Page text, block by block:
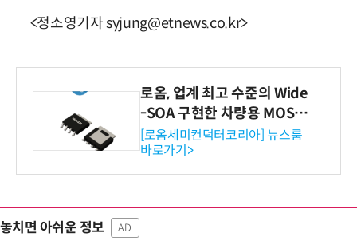
<정소영기자 syjung@etnews.co.kr>
로옴, 업계 최고 수준의 Wide
-SOA 구현한 차량용 MOSF
ET 개발
[로옴세미컨덕터코리아] 뉴스룸
바로가기>
놓치면 아쉬운 정보 AD